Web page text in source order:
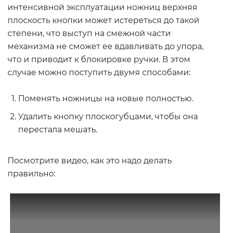
интенсивной эксплуатации ножниц верхняя
плоскость кнопки может истереться до такой
степени, что выступ на смежной части
механизма не сможет ее вдавливать до упора,
что и приводит к блокировке ручки. В этом
случае можно поступить двумя способами:
Поменять ножницы на новые полностью.
Удалить кнопку плоскогубцами, чтобы она
перестала мешать.
Посмотрите видео, как это надо делать
правильно: